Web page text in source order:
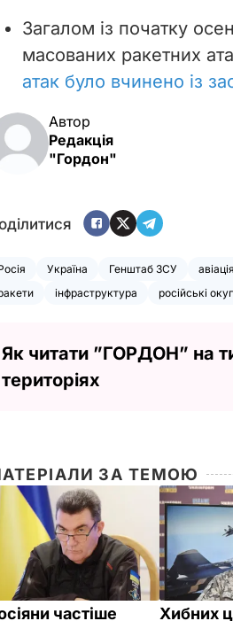
Загалом із початку
масованих ракетних
атак було вчинено із
Автор
Редакція
"Гордон"
Україна Генштаб ЗСУ авіація
інфраструктура російські
Як читати ”ГОРДОН” на
територіях
ЗА ТЕМОЮ
частіше
Хибних